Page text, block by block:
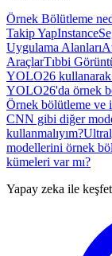
Örnek Bölütleme
Takip Yap
Uygulama Alanları
AraçlarTıbbi
YOLO26 kullanarak
YOLO26'da örnek
Örnek bölütleme ve
CNN gibi diğer
kullanmalıyım?
modellerini örnek
kümeleri var mı?
Yapay zeka ile keşfet